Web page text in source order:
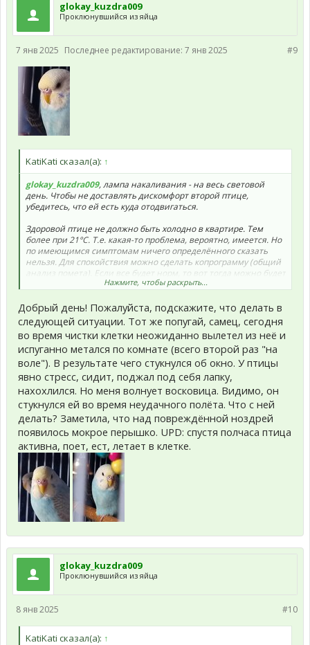
glokay_kuzdra009
Проклюнувшийся из яйца
#9
7 янв 2025 Последнее редактирование: 7 янв 2025
KatiKati сказал(а): ↑
glokay_kuzdra009, лампа накаливания - на весь световой
день. Чтобы не доставлять дискомфорт второй птице,
убедитесь, что ей есть куда отодвигаться.
Здоровой птице не должно быть холодно в квартире. Тем
более при 21°С. Т.е. какая-то проблема, вероятно, имеется. Но
по имеющимся симптомам ничего определённого сказать
нельзя. Для спокойствия можно сделать копрограмму (общий
анализ помета). Если все будет норм, то вот тогда можно будет
совсем успокоиться.Нажмите, чтобы раскрыть...
Добрый день! Пожалуйста, подскажите, что делать в
следующей ситуации. Тот же попугай, самец, сегодня
во время чистки клетки неожиданно вылетел из неё и
испуганно метался по комнате (всего второй раз "на
воле"). В результате чего стукнулся об окно. У птицы
явно стресс, сидит, поджал под себя лапку,
нахохлился. Но меня волнует восковица. Видимо, он
стукнулся ей во время неудачного полёта. Что с ней
делать? Заметила, что над повреждённой ноздрей
появилось мокрое перышко. UPD: спустя полчаса птица
активна, поет, ест, летает в клетке.
glokay_kuzdra009
Проклюнувшийся из яйца
#10
8 янв 2025
KatiKati сказал(а): ↑